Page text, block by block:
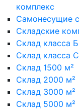
комплекс
Самонесущие
Складские
Склад класса Б
Склад класса С
Склад 1500 м²
Склад 2000 м²
Склад 3000 м²
Склад 5000 м²